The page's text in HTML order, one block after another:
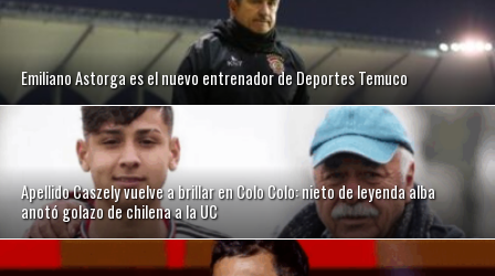
Emiliano Astorga es el nuevo entrenador de Deportes Temuco
Apellido Caszely vuelve a brillar en Colo Colo: nieto de leyenda alba
anotó golazo de chilena a la UC